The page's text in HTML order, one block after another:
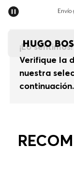
Envío
¡Lo
Verifique la
nuestra
continuación.